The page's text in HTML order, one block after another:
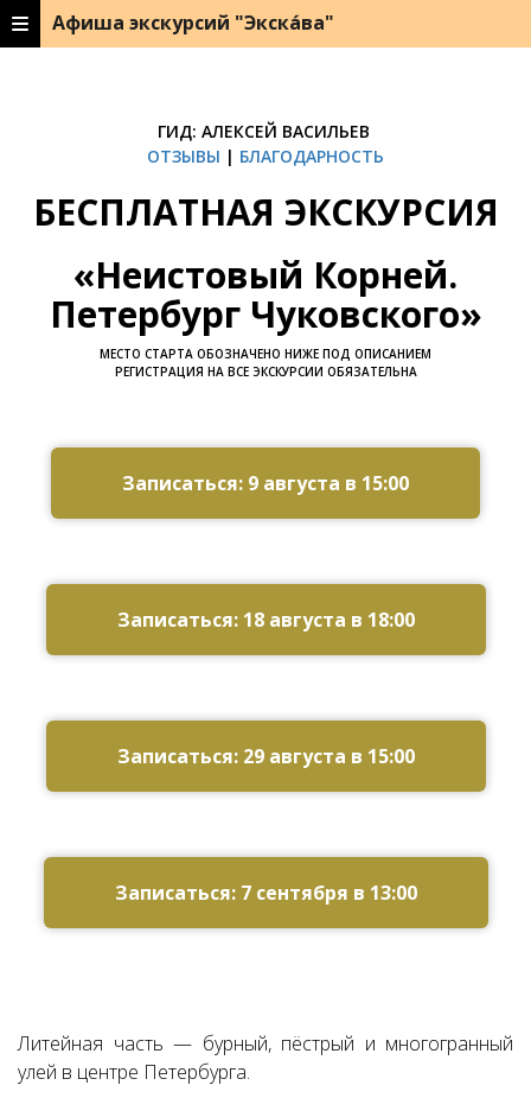
Афиша экскурсий "Экска́ва"
ГИД: АЛЕКСЕЙ ВАСИЛЬЕВ
ОТЗЫВЫ | БЛАГОДАРНОСТЬ
БЕСПЛАТНАЯ ЭКСКУРСИЯ
«Неистовый Корней.
Петербург Чуковского»
МЕСТО СТАРТА ОБОЗНАЧЕНО НИЖЕ ПОД ОПИСАНИЕМ
РЕГИСТРАЦИЯ НА ВСЕ ЭКСКУРСИИ ОБЯЗАТЕЛЬНА
Ссылка на это место страницы:#zapis
Записаться: 9 августа в 15:00
Записаться: 18 августа в 18:00
Записаться: 29 августа в 15:00
Записаться: 7 сентября в 13:00
Литейная часть — бурный, пёстрый и многогранный
улей в центре Петербурга.